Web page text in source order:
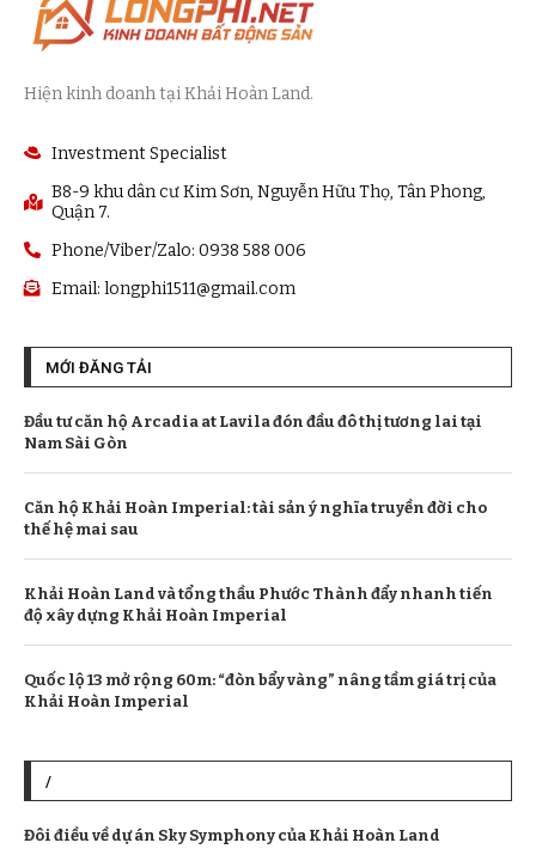
Hiện kinh doanh tại Khải Hoàn Land.
Investment Specialist
B8-9 khu dân cư Kim Sơn, Nguyễn Hữu Thọ, Tân Phong,
Quận 7.
Phone/Viber/Zalo: 0938 588 006
Email: longphi1511@gmail.com
MỚI ĐĂNG TẢI
Đầu tư căn hộ Arcadia at Lavila đón đầu đô thị tương lai tại
Nam Sài Gòn
Căn hộ Khải Hoàn Imperial: tài sản ý nghĩa truyền đời cho
thế hệ mai sau
Khải Hoàn Land và tổng thầu Phước Thành đẩy nhanh tiến
độ xây dựng Khải Hoàn Imperial
Quốc lộ 13 mở rộng 60m: “đòn bẩy vàng” nâng tầm giá trị của
Khải Hoàn Imperial
/
Đôi điều về dự án Sky Symphony của Khải Hoàn Land